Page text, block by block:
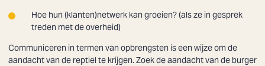
Hoe hun (klanten)netwerk kan groeien? (als ze in gesprek
treden met de overheid)
Communiceren in termen van opbrengsten is een wijze om de
aandacht van de reptiel te krijgen. Zoek de aandacht van de burger